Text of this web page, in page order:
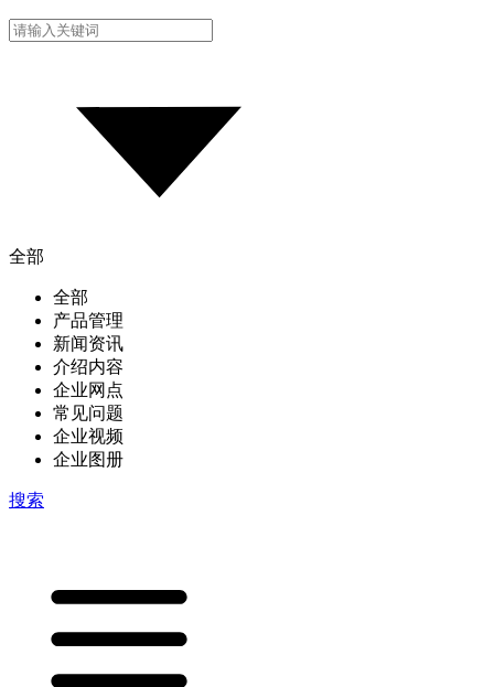
全部
全部
产品管理
新闻资讯
介绍内容
企业网点
常见问题
企业视频
企业图册
搜索